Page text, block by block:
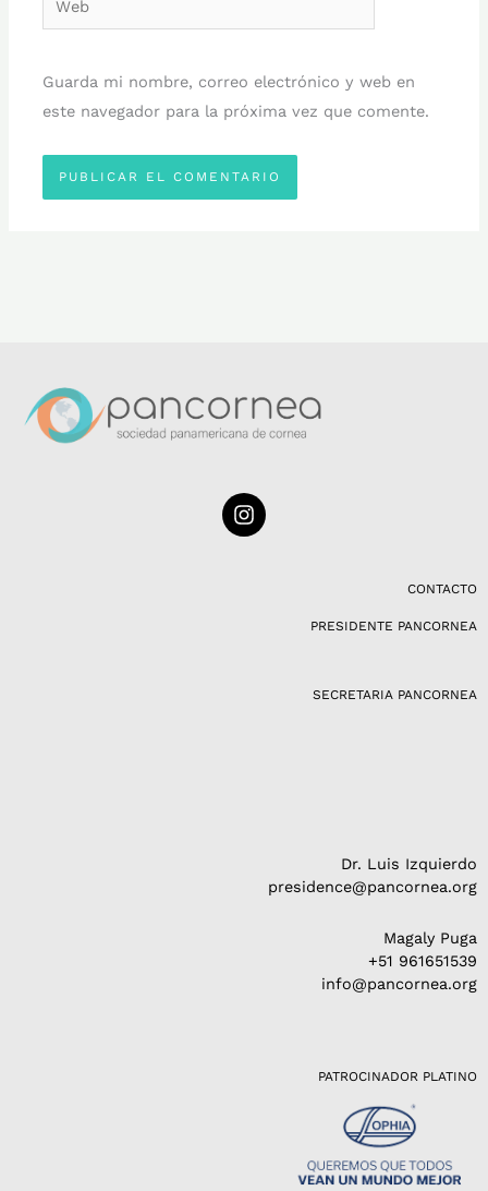
Guarda mi nombre, correo electrónico y web en
este navegador para la próxima vez que comente.
I
n
CONTACTO
PRESIDENTE PANCORNEA
SECRETARIA PANCORNEA
Dr. Luis Izquierdo
presidence@pancornea.org
Magaly Puga
+51 961651539
info@pancornea.org
PATROCINADOR PLATINO